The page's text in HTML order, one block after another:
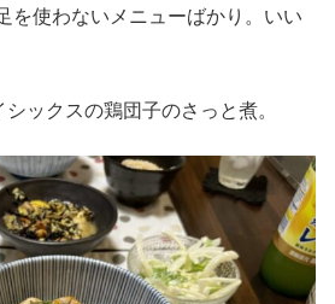
を使わないメニューばかり。いい
ックスの鶏団子のさっと煮。